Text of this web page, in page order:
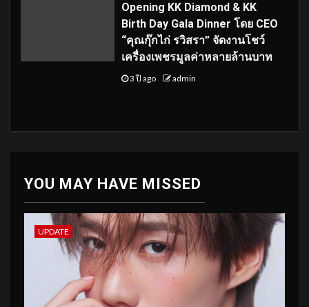
Opening KK Diamond & KK
Birth Day Gala Dinner โดย CEO
“คุณกุ๊กไก่ รวิสรา” จัดงานโชว์
เครื่องเพชรมูลค่าหลายล้านบาท
3 ปี ago admin
YOU MAY HAVE MISSED
UPDATE